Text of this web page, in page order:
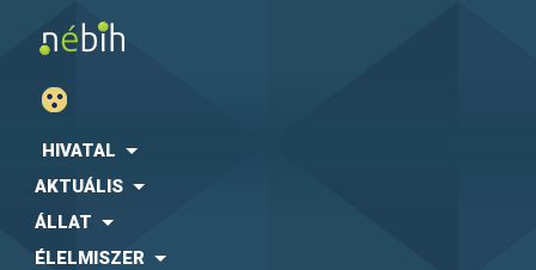
HIVATAL
AKTUÁLIS
ÁLLAT
ÉLELMISZER